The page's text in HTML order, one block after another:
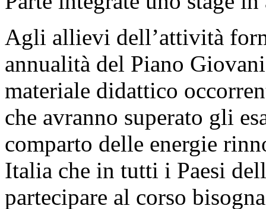
Agli allievi dell’attività
annualità del Piano
materiale didattico
che avranno superato gli
comparto delle energie
Italia che in tutti i Paesi
partecipare al corso